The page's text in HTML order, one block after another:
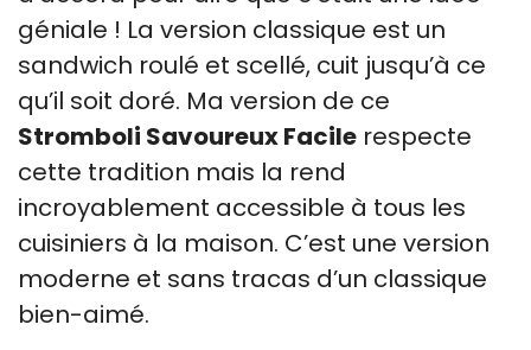
géniale ! La version classique est un
sandwich roulé et scellé, cuit jusqu’à ce
qu’il soit doré. Ma version de ce
Stromboli Savoureux Facile respecte
cette tradition mais la rend
incroyablement accessible à tous les
cuisiniers à la maison. C’est une version
moderne et sans tracas d’un classique
bien-aimé.